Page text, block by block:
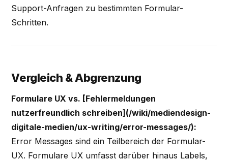
Support-Anfragen zu bestimmten Formular-
Schritten.
Vergleich & Abgrenzung
Formulare UX vs. [Fehlermeldungen
nutzerfreundlich schreiben](/wiki/mediendesign-
digitale-medien/ux-writing/error-messages/):
Error Messages sind ein Teilbereich der Formular-
UX. Formulare UX umfasst darüber hinaus Labels,